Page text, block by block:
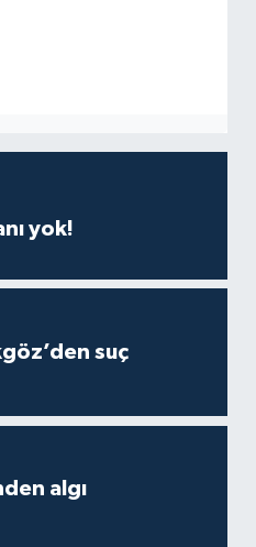
yok!
suç
algı